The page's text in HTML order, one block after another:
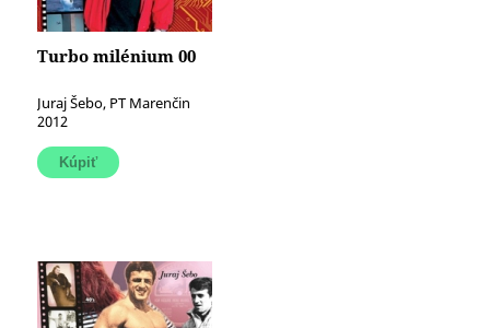
Turbo milénium 00
Juraj Šebo, PT Marenčin
2012